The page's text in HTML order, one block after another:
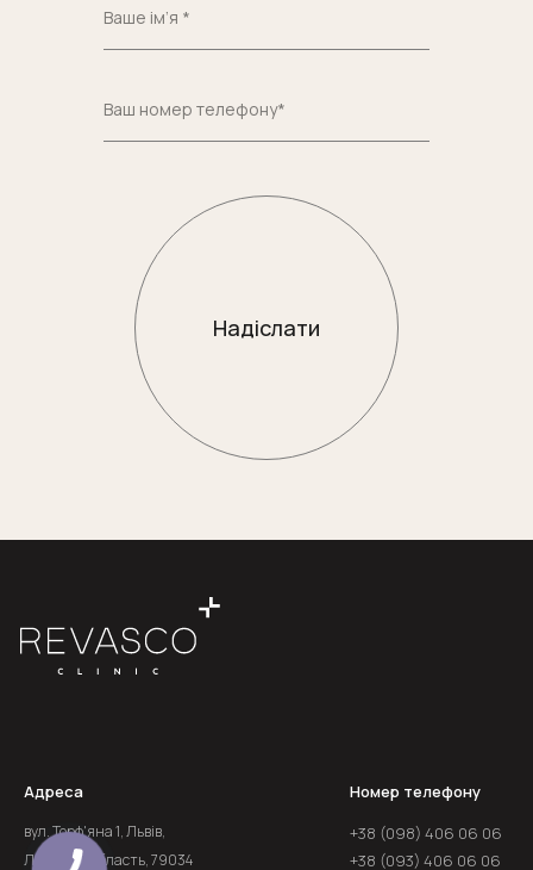
Надіслати
Номер телефону
Адреса
+38 (093) 406 06 06
+38 (098) 406 06 06
вул. Торф'яна 1, Львів,
Львівська область, 79034